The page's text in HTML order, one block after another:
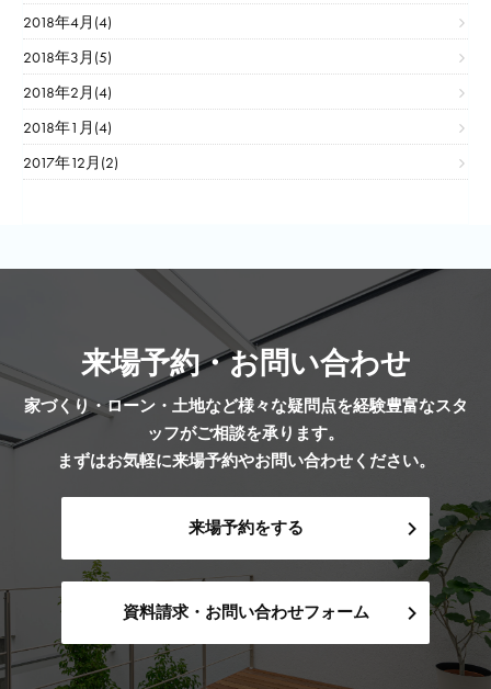
2018年4月(4)
2018年3月(5)
2018年2月(4)
2018年1月(4)
2017年12月(2)
来場予約・お問い合わせ
家づくり・ローン・土地など様々な疑問点を経験豊富なスタ
ッフがご相談を承ります。
まずはお気軽に来場予約やお問い合わせください。
来場予約をする
資料請求・お問い合わせフォーム